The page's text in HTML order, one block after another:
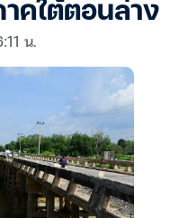
คใต้ตอนล่าง
น.